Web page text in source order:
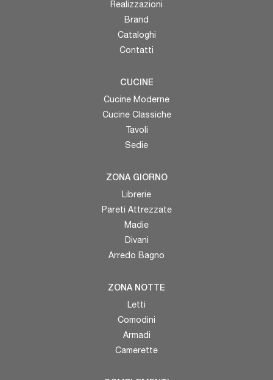
Realizzazioni
Brand
Cataloghi
Contatti
CUCINE
Cucine Moderne
Cucine Classiche
Tavoli
Sedie
ZONA GIORNO
Librerie
Pareti Attrezzate
Madie
Divani
Arredo Bagno
ZONA NOTTE
Letti
Comodini
Armadi
Camerette